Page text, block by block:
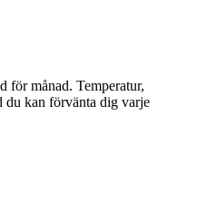
för månad. Temperatur,
du kan förvänta dig varje